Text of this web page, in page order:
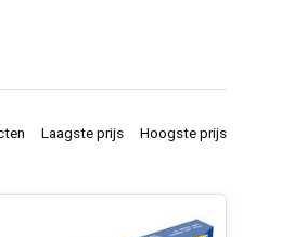
Laagste prijs Hoogste prijs